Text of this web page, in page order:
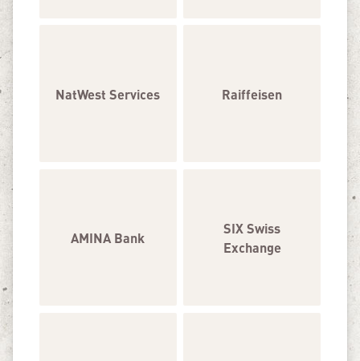
NatWest Services Raiffeisen
AMINA Bank
SIX Swiss
Exchange